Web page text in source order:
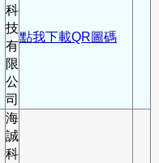
科
技
有
限
公
司
點我下載QR圖碼
海
誠
科